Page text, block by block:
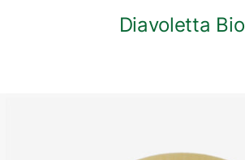
Diavoletta Bio